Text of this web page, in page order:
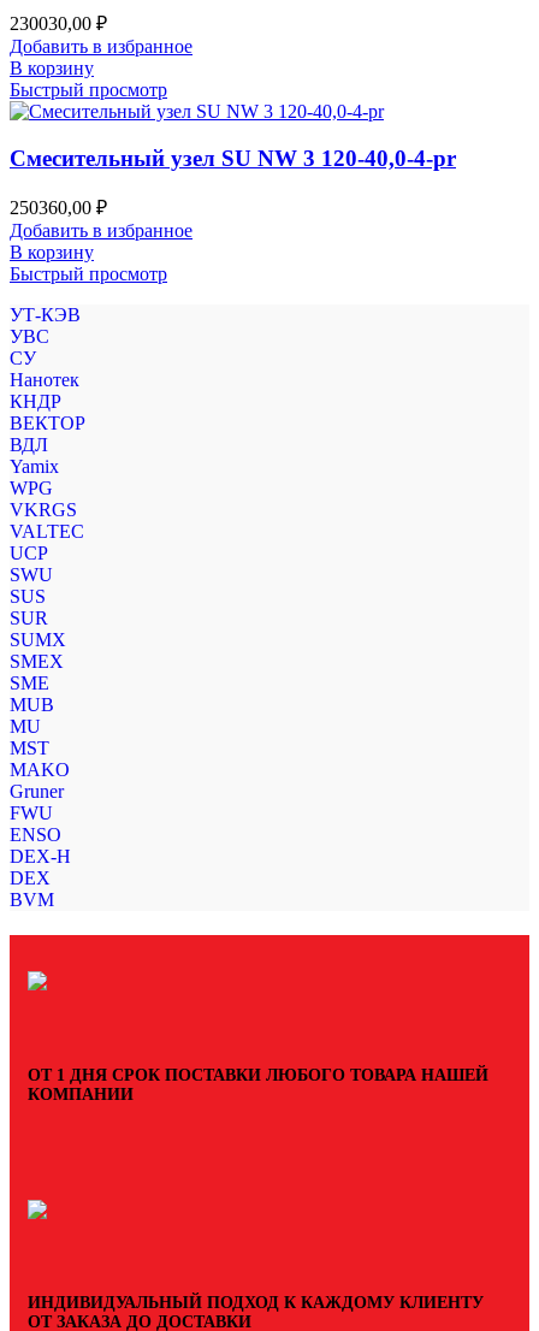
230030,00 ₽
Добавить в избранное
В корзину
Быстрый просмотр
Смесительный узел SU NW 3 120-40,0-4-pr
250360,00 ₽
Добавить в избранное
В корзину
Быстрый просмотр
УТ-КЭВ
УВС
СУ
Нанотек
КНДР
ВЕКТОР
ВДЛ
Yamix
WPG
VKRGS
VALTEC
UCP
SWU
SUS
SUR
SUMX
SMEX
SME
MUB
MU
MST
MAKO
Gruner
FWU
ENSO
DEX-H
DEX
BVM
ОТ 1 ДНЯ СРОК ПОСТАВКИ ЛЮБОГО ТОВАРА НАШЕЙ
КОМПАНИИ
ИНДИВИДУАЛЬНЫЙ ПОДХОД К КАЖДОМУ КЛИЕНТУ
ОТ ЗАКАЗА ДО ДОСТАВКИ